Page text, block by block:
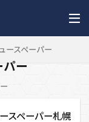
ースペーパー
パー
スペーパー札幌